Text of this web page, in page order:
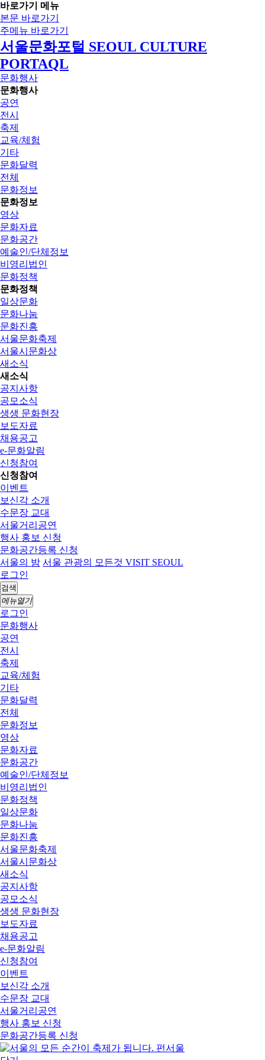
바로가기 메뉴
본문 바로가기
주메뉴 바로가기
서울문화포털 SEOUL CULTURE
PORTAQL
문화행사
문화행사
공연
전시
축제
교육/체험
기타
문화달력
전체
문화정보
문화정보
영상
문화자료
문화공간
예술인/단체정보
비영리법인
문화정책
문화정책
일상문화
문화나눔
문화진흥
서울문화축제
서울시문화상
새소식
새소식
공지사항
공모소식
생생 문화현장
보도자료
채용공고
e-문화알림
신청참여
신청참여
이벤트
보신각 소개
수문장 교대
서울거리공연
행사 홍보 신청
문화공간등록 신청
서울의 밤 서울 관광의 모든것 VISIT SEOUL
로그인
검색
메뉴열기
로그인
문화행사
공연
전시
축제
교육/체험
기타
문화달력
전체
문화정보
영상
문화자료
문화공간
예술인/단체정보
비영리법인
문화정책
일상문화
문화나눔
문화진흥
서울문화축제
서울시문화상
새소식
공지사항
공모소식
생생 문화현장
보도자료
채용공고
e-문화알림
신청참여
이벤트
보신각 소개
수문장 교대
서울거리공연
행사 홍보 신청
문화공간등록 신청